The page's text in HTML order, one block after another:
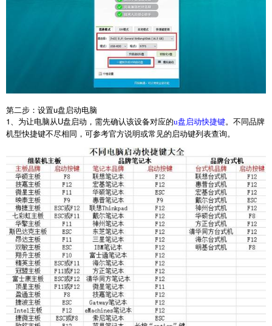
第二步：设置u盘启动电脑
1、为让电脑从U盘启动，需先确认该设备对应的u盘启动快捷键。不同品牌
机型快捷键不尽相同，可参考官方说明或常见的启动键列表查询。